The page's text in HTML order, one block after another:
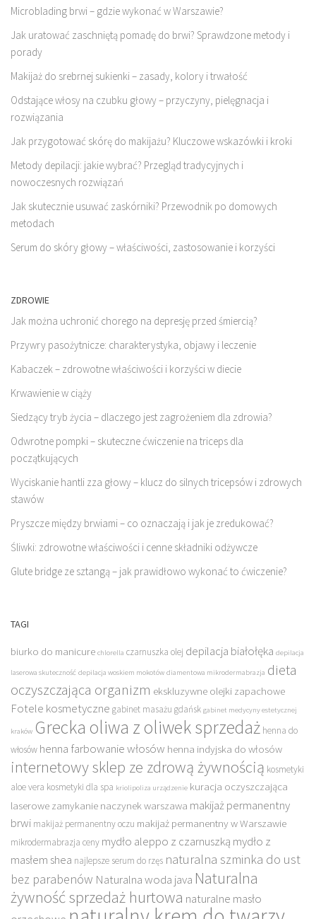
Microblading brwi – gdzie wykonać w Warszawie?
Jak uratować zaschniętą pomadę do brwi? Sprawdzone metody i
porady
Makijaż do srebrnej sukienki – zasady, kolory i trwałość
Odstające włosy na czubku głowy – przyczyny, pielęgnacja i
rozwiązania
Jak przygotować skórę do makijażu? Kluczowe wskazówki i kroki
Metody depilacji: jakie wybrać? Przegląd tradycyjnych i
nowoczesnych rozwiązań
Jak skutecznie usuwać zaskórniki? Przewodnik po domowych
metodach
Serum do skóry głowy – właściwości, zastosowanie i korzyści
ZDROWIE
Jak można uchronić chorego na depresję przed śmiercią?
Przywry pasożytnicze: charakterystyka, objawy i leczenie
Kabaczek – zdrowotne właściwości i korzyści w diecie
Krwawienie w ciąży
Siedzący tryb życia – dlaczego jest zagrożeniem dla zdrowia?
Odwrotne pompki – skuteczne ćwiczenie na triceps dla
początkujących
Wyciskanie hantli zza głowy – klucz do silnych tricepsów i zdrowych
stawów
Pryszcze między brwiami – co oznaczają i jak je zredukować?
Śliwki: zdrowotne właściwości i cenne składniki odżywcze
Glute bridge ze sztangą – jak prawidłowo wykonać to ćwiczenie?
TAGI
biurko do manicure chlorella czarnuszka olej depilacja białołęka depilacja
laserowa skuteczność depilacja woskiem mokotów diamentowa mikrodermabrazja dieta
oczyszczająca organizm ekskluzywne olejki zapachowe
Fotele kosmetyczne gabinet masażu gdańsk gabinet medycyny estetycznej
kraków Grecka oliwa z oliwek sprzedaż henna do
włosów henna farbowanie włosów henna indyjska do włosów
internetowy sklep ze zdrową żywnością kosmetyki
aloe vera kosmetyki dla spa kriolipoliza urządzenie kuracja oczyszczająca
laserowe zamykanie naczynek warszawa makijaż permanentny
brwi makijaż permanentny oczu makijaż permanentny w Warszawie
mikrodermabrazja ceny mydło aleppo z czarnuszką mydło z
masłem shea najlepsze serum do rzęs naturalna szminka do ust
bez parabenów Naturalna woda java Naturalna
żywność sprzedaż hurtowa naturalne masło